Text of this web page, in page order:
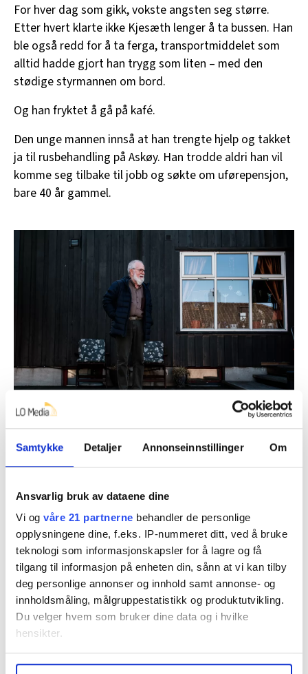
Samtykke Detaljer Annonseinnstillinger Om
Ansvarlig bruk av dataene dine
Vi og våre 21 partnerne behandler de personlige
opplysningene dine, f.eks. IP-nummeret ditt, ved å bruke
teknologi som informasjonskapsler for å lagre og få
tilgang til informasjon på enheten din, sånn at vi kan tilby
deg personlige annonser og innhold samt annonse- og
innholdsmåling, målgruppestatistikk og produktutvikling.
Du velger hvem som bruker dine data og i hvilke
hensikter.
Undermer infokan du lese om hvordan dine personlige
For hver dag som gikk, vokste angsten seg større.
Etter hvert klarte ikke Kjesæth lenger å ta bussen. Han
ble også redd for å ta ferga, transportmiddelet som
alltid hadde gjort han trygg som liten – med den
stødige styrmannen om bord.
Og han fryktet å gå på kafé.
Den unge mannen innså at han trengte hjelp og takket
ja til rusbehandling på Askøy. Han trodde aldri han vil
komme seg tilbake til jobb og søkte om uførepensjon,
bare 40 år gammel.
Vestlandet, men Nils Egil Kjesæth har noen ås-
topper han kan hvile øynene på fra huset i Skien.
40 år og ufør
– Skal jeg si til kona mi at du ikke likte kakene?
Jeg ser ned på den halvspiste vannbakkelsen på
tallerkenen. Tar en bit til.
Da Kjesæth fikk innvilget uførepensjon, ble han
først lettet. Men så kom bismaken.